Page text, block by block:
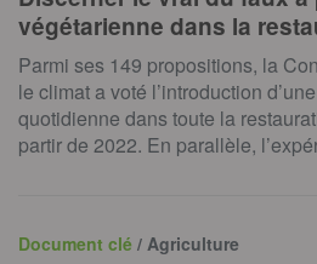
végétarienne dans la
Parmi ses 149 propositions, la
le climat a voté l’introduction
quotidienne dans toute la
partir de 2022. En parallèle,
Document clé / Agriculture